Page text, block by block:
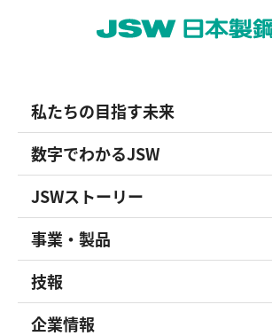
私たちの目指す未来
数字でわかるJSW
JSWストーリー
事業・製品
技報
企業情報